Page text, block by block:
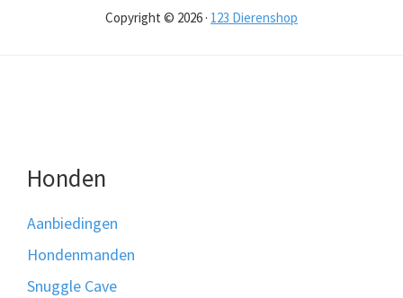
Copyright © 2026 · 123 Dierenshop
Honden
Aanbiedingen
Hondenmanden
Snuggle Cave